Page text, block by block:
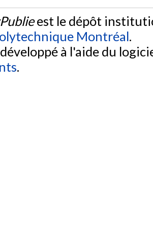
est le dépôt
Montréal.
à l'aide du
.